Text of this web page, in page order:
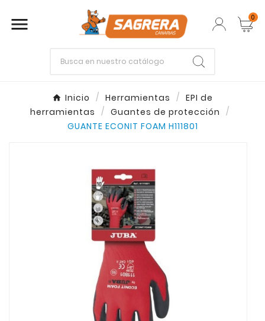
 0
Inicio Herramientas
EPI de
herramientas
Guantes de protección
GUANTE ECONIT FOAM H111801